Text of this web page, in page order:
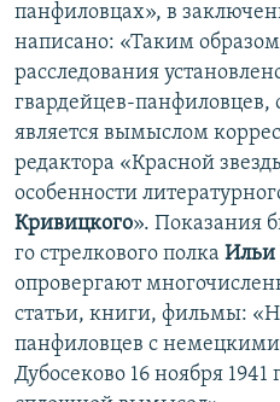
панфиловцах», в
написано: «Таким
расследования
гвардейцев-
является вымыслом
редактора «Красной
особенности
Кривицкого». Показания
го стрелкового полка Ильи
опровергают
статьи, книги, фильмы:
панфиловцев с немецкими
Дубосеково 16 ноября 1941